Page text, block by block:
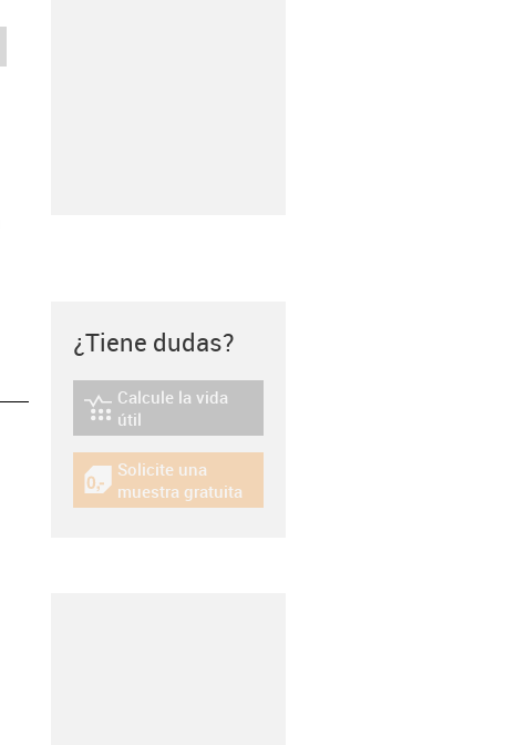
¿Tiene dudas?
igus-icon-lebensdauerrechner
Calcule la vida
útil
igus-icon-gratismuster
Solicite una
muestra gratuita